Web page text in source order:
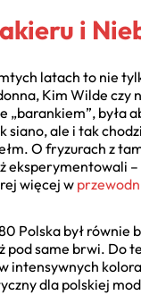
i
latach to nie
Kim Wilde czy
„barankiem”, była
siano, ale i tak
O fryzurach z
eksperymentowali –
więcej w
Polska był równie
pod same brwi. Do
intensywnych
dla polskiej